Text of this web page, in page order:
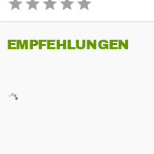
EMPFEHLUNGEN